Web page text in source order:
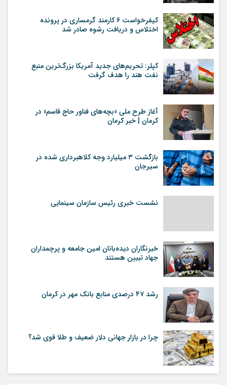
کیفرخواست ۶ کارمند گرمساری در پرونده
اختلاس و دریافت رشوه صادر شد
کپلر: تحریم‌های جدید آمریکا بزرگ‌ترین منبع
نفت هند را هدف گرفت
آغاز طرح ملی «بچه‌های فناور حاج قاسم» در
کرمان | خبر کرمان
بازگشت ۳ میلیارد وجه کلاهبرداری شده در
سیرجان
نشست خبری رئیس سازمان سینمایی
خبرنگاران دیده‌بانان امین جامعه و پرچمداران
جهاد تبیین هستند
رشد ۴۷ درصدی منابع بانک مهر در کرمان
چرا در بازار جهانی دلار ضعیف و طلا قوی شد؟